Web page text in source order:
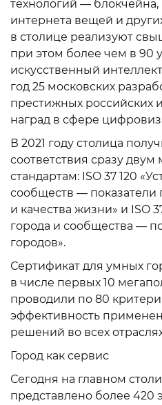
технологий —
интернета вещей и
в столице реализуют
при этом более чем в 90
искусственный
год 25 московских
престижных российских
наград в сфере
В 2021 году столица
соответствия сразу
стандартам: ISO 37 120
сообществ — показатели
и качества жизни» и ISO
города и сообщества —
городов».
Сертификат для умных
в числе первых 10
проводили по 80
эффективность
решений во всех
Город как сервис
Сегодня на главном
представлено более 420